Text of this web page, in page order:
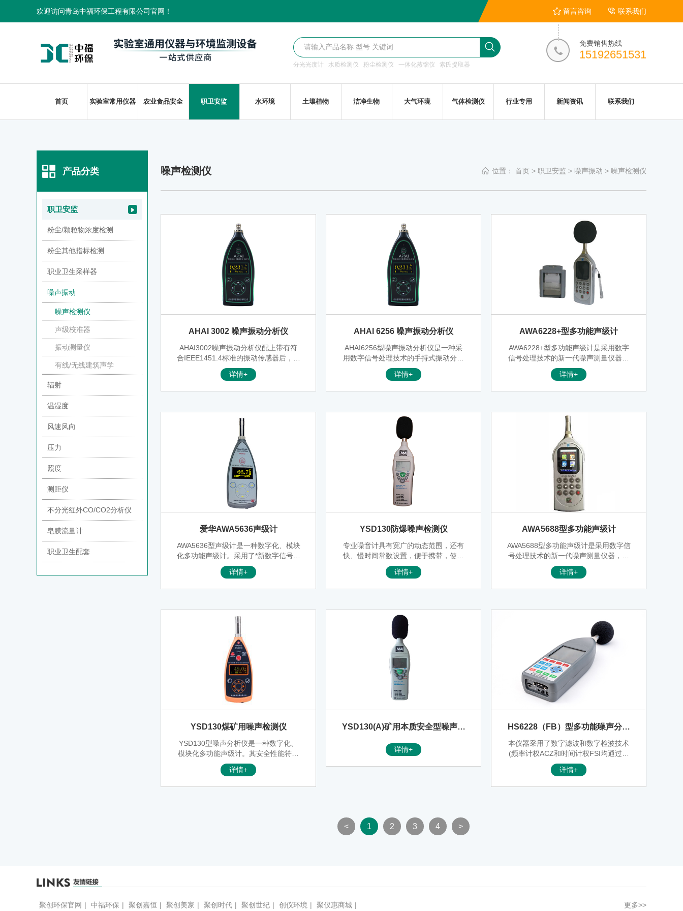
欢迎访问青岛中福环保工程有限公司官网！ 留言咨询 联系我们
分光光度计 水质检测仪 粉尘检测仪 一体化蒸馏仪 索氏提取器
免费销售热线
15192651531
首页 实验室常用仪器 农业食品安全 职卫安监 水环境 土壤植物 洁净生物 大气环境 气体检测仪 行业专用 新闻资讯 联系我们
噪声检测仪 位置： 首页 > 职卫安监 > 噪声振动 > 噪声检测仪
AHAI 3002 噪声振动分析仪
AHAI3002噪声振动分析仪配上带有符
合IEEE1451.4标准的振动传感器后，可
以对振动加速度、速度、位移的峰值、
峰峰值、有效值，振动频率同时进行测
故障诊断，也可用于工作场所物理因素
（手传振动）的测量。
详情+
AHAI 6256 噪声振动分析仪
AHAI6256型噪声振动分析仪是一种采
用数字信号处理技术的手持式振动分析
仪，它既能测量环境振动、全身振动、
手传振动，又可以测量设备振动；既能
B+，AWA6291的更新换代产品。一台
仪器就可以替代工作测振动、人体对振
动的响应测量仪器、实时1/3OCT分析
仪、FFT分析仪、记录仪。
详情+
AWA6228+型多功能声级计
AWA6228+型多功能声级计是采用数字
信号处理技术的新一代噪声测量仪器，
是AWA6228的升级换代产品。测量范围
超大，功能更强，功耗更低，并搭配彩
种评价指标。分析功能多，统计、积
分、1/1OCT、1/3OCT、FFT和数字记
录可以同步或异步启动。模块化设计，
用户可以根据需要选购。
详情+
爱华AWA5636声级计
AWA5636型声级计是一种数字化、模块
化多功能声级计。采用了*新数字信号处
理芯片及先进的数字检波技术，具有可
靠性高、稳定性好、动态范围宽、无需
详情+
YSD130防爆噪声检测仪
专业噪音计具有宽广的动态范围，还有
快、慢时间常数设置，便于携带，使用
方便等特点。
详情+
AWA5688型多功能声级计
AWA5688型多功能声级计是采用数字信
号处理技术的新一代噪声测量仪器，是
AWA5680系列的升级产品，功耗更低，
功能更强，彩屏液晶，界面友好，显示
围。分析功能多，统计、积分、1/1OC
T、1/3OCT、FFT和数字记录可以同步
或异步启动。独特的快速设置功能可帮
用户“一键”设好相关标准要求的分析仪
模式和参数，回到测量界面按下启动即
可完成一次测量。低功耗、电池与外接
电源自动切换功能的设计，可以实现超
长时间的持续测量。32Mb的FLASH R
AM可靠保存测量结果，也可选配大容
详情+
YSD130煤矿用噪声检测仪
YSD130型噪声分析仪是一种数字化、
模块化多功能声级计。其安全性能符合
GB3836.1、3836.4的有关规定。执行
GB/T 3785-2010和IEC 61672:2013标
详情+
YSD130(A)矿用本质安全型噪声检
详情+
HS6228（FB）型多功能噪声分析
仪
本仪器采用了数字滤波和数字检波技术
(频率计权ACZ和时间计权FSI均通过数
字滤波和数字检波计算得出)，可以同时
测量(并行)并显示不同时间计权(Fast、
详情+
< 1 2 3 4 >
产品分类
职卫安监
粉尘/颗粒物浓度检测
粉尘其他指标检测
职业卫生采样器
噪声振动
噪声检测仪
声级校准器
振动测量仪
有线/无线建筑声学
辐射
温湿度
风速风向
压力
照度
测距仪
不分光红外CO/CO2分析仪
皂膜流量计
职业卫生配套
聚创环保官网 | 中福环保 | 聚创嘉恒 | 聚创美家 | 聚创时代 | 聚创世纪 | 创仪环境 | 聚仪惠商城 | 更多>>